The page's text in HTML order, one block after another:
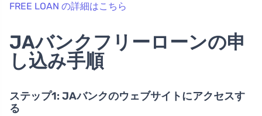
FREE LOAN の詳細はこちら
JAバンクフリーローンの申
し込み手順
ステップ1: JAバンクのウェブサイトにアクセスす
る